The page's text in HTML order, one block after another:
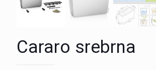
Cararo srebrna